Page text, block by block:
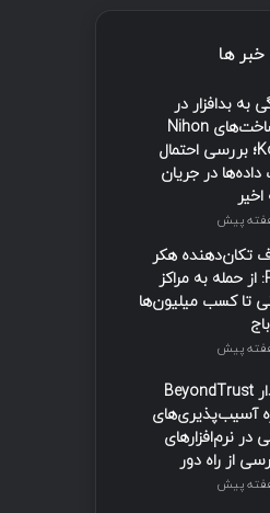
ها
به بدافزار در
زیرساخت‌های Nihon
Kotsu؛ بررسی احتمال
در جریان
تکان‌دهنده هکر
Ryuk: از حمله به مراکز
تا کسب میلیون‌ها
هشدار BeyondTrust
آسیب‌پذیری‌های
در نرم‌افزارهای
از راه دور